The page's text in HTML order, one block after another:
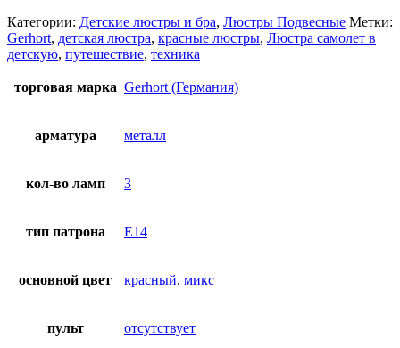
Категории: Детские люстры и бра, Люстры Подвесные Метки:
Gerhort, детская люстра, красные люстры, Люстра самолет в
детскую, путешествие, техника
торговая марка Gerhort (Германия)
арматура металл
кол-во ламп 3
тип патрона E14
основной цвет красный, микс
пульт отсутствует